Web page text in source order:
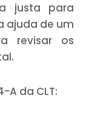
justa para
ajuda de um
revisar os
A da CLT: